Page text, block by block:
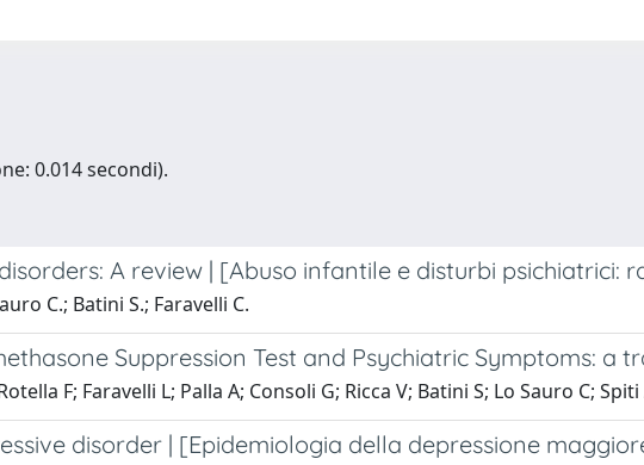
0.014 secondi).
A review | [Abuso infantile e disturbi psichiatrici:
C.; Batini S.; Faravelli C.
Suppression Test and Psychiatric Symptoms: a
F; Faravelli L; Palla A; Consoli G; Ricca V; Batini S; Lo Sauro C;
disorder | [Epidemiologia della depressione